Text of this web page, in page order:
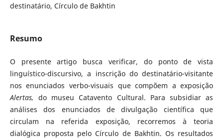
destinatário, Círculo de Bakhtin
Resumo
O presente artigo busca verificar, do ponto de vista
linguístico-discursivo, a inscrição do destinatário-visitante
nos enunciados verbo-visuais que compõem a exposição
Alertas, do museu Catavento Cultural. Para subsidiar as
análises dos enunciados de divulgação científica que
circulam na referida exposição, recorremos à teoria
dialógica proposta pelo Círculo de Bakhtin. Os resultados